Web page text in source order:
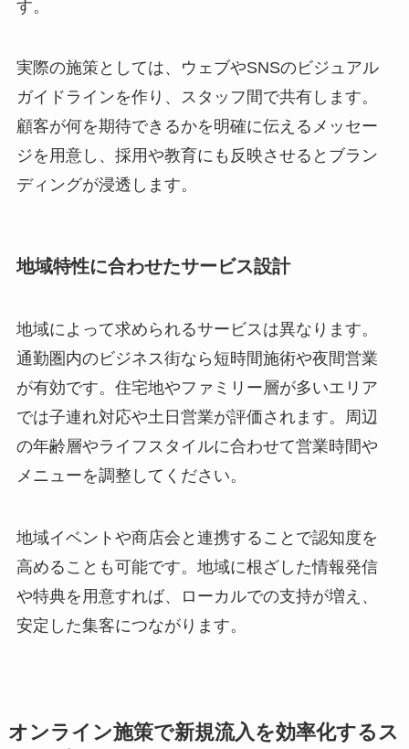
す。
実際の施策としては、ウェブやSNSのビジュアル
ガイドラインを作り、スタッフ間で共有します。
顧客が何を期待できるかを明確に伝えるメッセー
ジを用意し、採用や教育にも反映させるとブラン
ディングが浸透します。
地域特性に合わせたサービス設計
地域によって求められるサービスは異なります。
通勤圏内のビジネス街なら短時間施術や夜間営業
が有効です。住宅地やファミリー層が多いエリア
では子連れ対応や土日営業が評価されます。周辺
の年齢層やライフスタイルに合わせて営業時間や
メニューを調整してください。
地域イベントや商店会と連携することで認知度を
高めることも可能です。地域に根ざした情報発信
や特典を用意すれば、ローカルでの支持が増え、
安定した集客につながります。
オンライン施策で新規流入を効率化するス